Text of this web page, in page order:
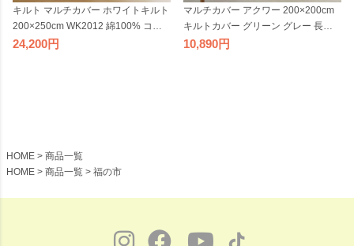
キルト マルチカバー ホワイトキルト
200×250cm WK2012 綿100% コッ
トン100% ホワイト 無地 ウォッシャ
24,200
マルチカバー アクワー 200×200cm
キルトカバー グリーン グレー 長方
形 コットン100% 綿 洗える ウォッシ
10,890
HOME
商品一覧
HOME
商品一覧 福の市